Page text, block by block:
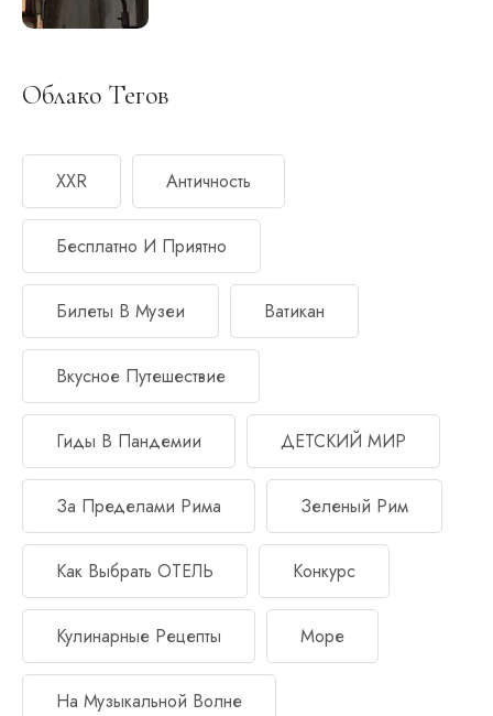
Облако Тегов
XXR Античность
Бесплатно И Приятно
Билеты В Музеи Ватикан
Вкусное Путешествие
Гиды В Пандемии ДЕТСКИЙ МИР
За Пределами Рима Зеленый Рим
Как Выбрать ОТЕЛЬ Конкурс
Кулинарные Рецепты Море
На Музыкальной Волне